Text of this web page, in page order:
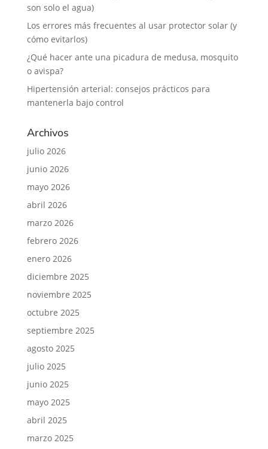
son solo el agua)
Los errores más frecuentes al usar protector solar (y
cómo evitarlos)
¿Qué hacer ante una picadura de medusa, mosquito
o avispa?
Hipertensión arterial: consejos prácticos para
mantenerla bajo control
Archivos
julio 2026
junio 2026
mayo 2026
abril 2026
marzo 2026
febrero 2026
enero 2026
diciembre 2025
noviembre 2025
octubre 2025
septiembre 2025
agosto 2025
julio 2025
junio 2025
mayo 2025
abril 2025
marzo 2025